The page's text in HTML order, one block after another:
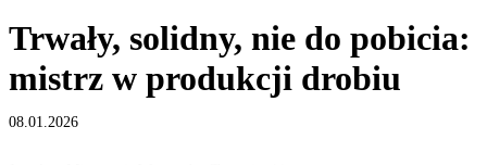
Trwały, solidny, nie do pobicia:
mistrz w produkcji drobiu
08.01.2026